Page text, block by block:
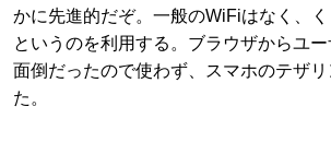
かに先進的だぞ。一般のWiFiはなく、
というのを利用する。ブラウザからユ
面倒だったので使わず、スマホのテザ
た。